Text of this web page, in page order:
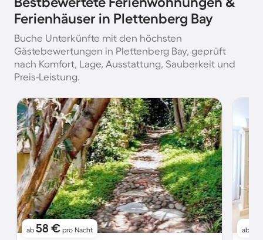
Ferienhäuser in Plettenberg Bay
Buche Unterkünfte mit den höchsten
Gästebewertungen in Plettenberg Bay, geprüft
nach Komfort, Lage, Ausstattung, Sauberkeit und
Preis-Leistung.
ab 58 € pro Nacht ab